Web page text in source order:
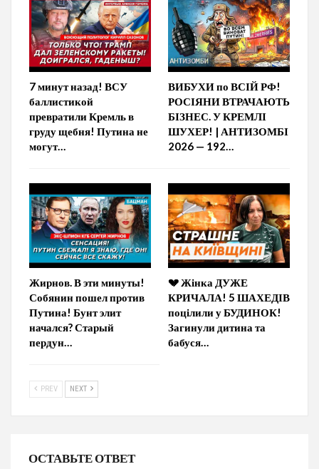
7 минут назад! ВСУ
баллистикой
превратили Кремль в
груду щебня! Путина не
могут…
ВИБУХИ по ВСІЙ РФ!
РОСІЯНИ ВТРАЧАЮТЬ
БІЗНЕС. У КРЕМЛІ
ШУХЕР! | АНТИЗОМБІ
2026 — 192…
Жирнов. В эти минуты!
Собянин пошел против
Путина! Бунт элит
начался? Старый
пердун…
💔 Жінка ДУЖЕ
КРИЧАЛА! 5 ШАХЕДІВ
поцілили у БУДИНОК!
Загинули дитина та
бабуся…
PREV NEXT
ОСТАВЬТЕ ОТВЕТ